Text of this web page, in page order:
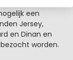
een
Jersey,
en Dinan en
worden.